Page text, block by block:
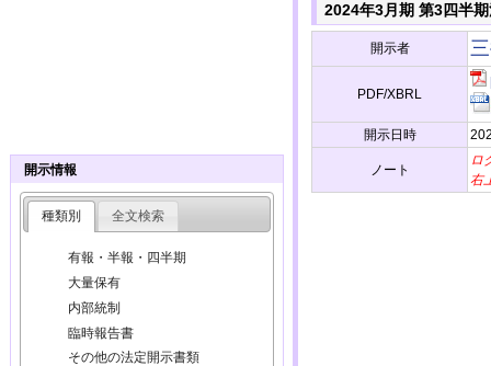
2024年3月期 第3四半
開示者
PDF/XBRL
開示日時
ノート
ロ
右
開示情報
種類別 全文検索
有報・半報・四半期
大量保有
内部統制
臨時報告書
その他の法定開示書類